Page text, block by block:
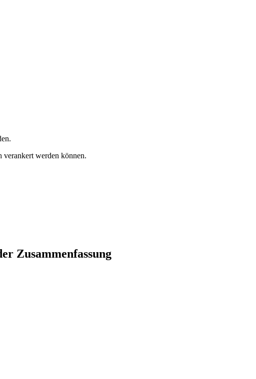
werden können.
Zusammenfassung